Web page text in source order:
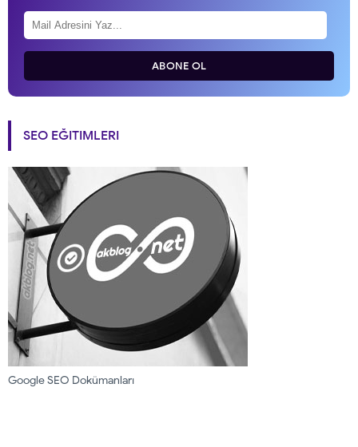
ABONE OL
SEO EĞITIMLERI
Google SEO Dokümanları